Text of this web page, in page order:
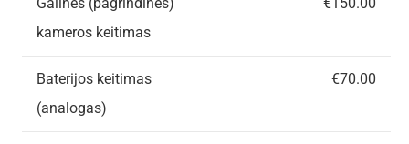
kameros keitimas
Baterijos keitimas
(analogas)
€70.00